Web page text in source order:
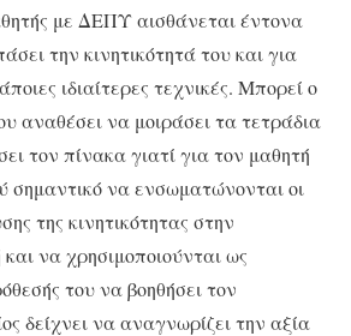
με ΔΕΠΥ αισθάνεται έντονα
την κινητικότητά του και για
ιδιαίτερες τεχνικές. Μπορεί ο
αναθέσει να μοιράσει τα τετράδια
τον πίνακα γιατί για τον μαθητή
σημαντικό να ενσωματώνονται οι
της κινητικότητας στην
να χρησιμοποιούνται ως
του να βοηθήσει τον
δείχνει να αναγνωρίζει την αξία